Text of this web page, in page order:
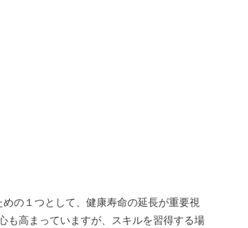
の１つとして、健康寿命の延長が重要視
も高まっていますが、スキルを習得する場